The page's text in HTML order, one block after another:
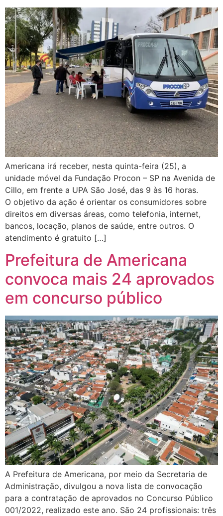
Americana irá receber, nesta quinta-feira (25), a
unidade móvel da Fundação Procon – SP na Avenida de
Cillo, em frente a UPA São José, das 9 às 16 horas.
O objetivo da ação é orientar os consumidores sobre
direitos em diversas áreas, como telefonia, internet,
bancos, locação, planos de saúde, entre outros. O
atendimento é gratuito […]
Prefeitura de Americana
convoca mais 24 aprovados
em concurso público
A Prefeitura de Americana, por meio da Secretaria de
Administração, divulgou a nova lista de convocação
para a contratação de aprovados no Concurso Público
001/2022, realizado este ano. São 24 profissionais: três